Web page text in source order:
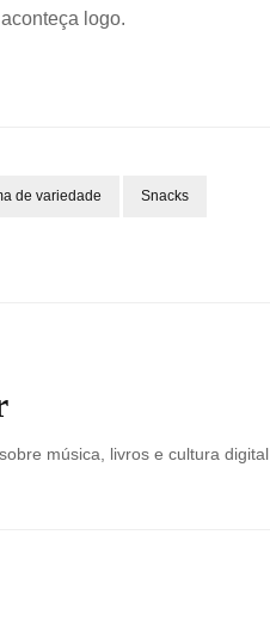
logo.
de variedade Snacks
música, livros e cultura digital